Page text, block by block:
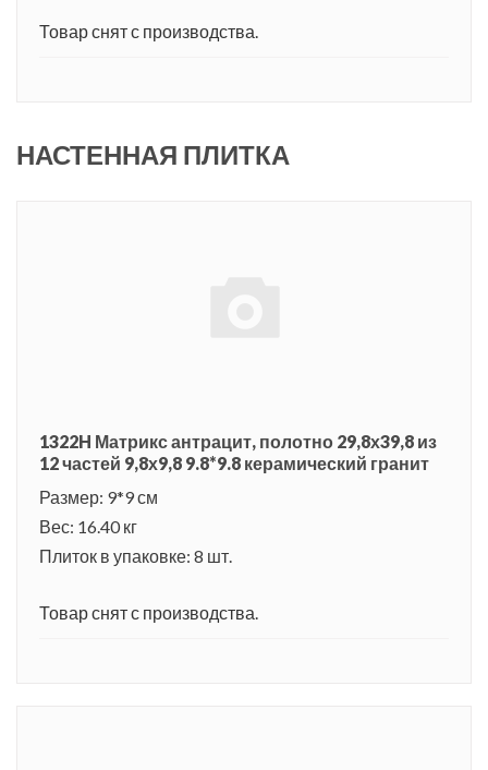
Товар снят с производства.
НАСТЕННАЯ ПЛИТКА
1322H Матрикс антрацит, полотно 29,8х39,8 из
12 частей 9,8х9,8 9.8*9.8 керамический гранит
Размер: 9*9 см
Вес: 16.40 кг
Плиток в упаковке: 8 шт.
Товар снят с производства.